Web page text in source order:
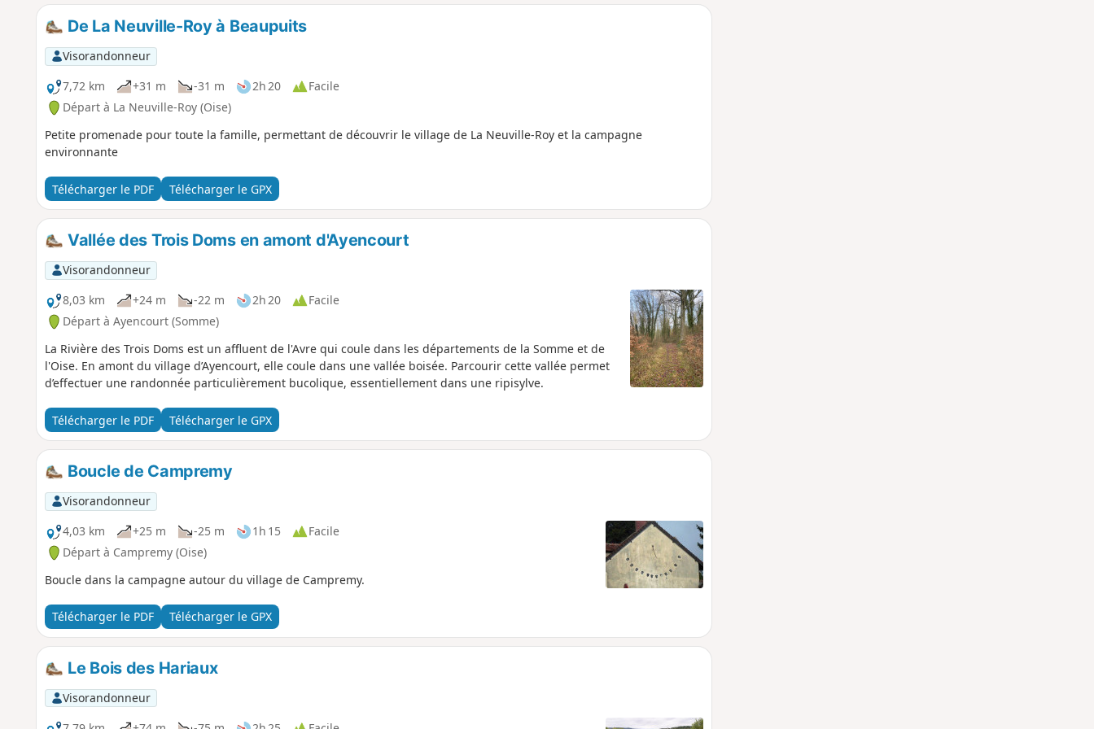
De La Neuville-Roy à Beaupuits
Visorandonneur
7,72 km
+31 m -31 m 2h 20
Facile
Départ à La Neuville-Roy (Oise)
Petite promenade pour toute la famille, permettant de découvrir le village de La Neuville-Roy et la campagne
environnante
Télécharger le PDF Télécharger le GPX
Vallée des Trois Doms en amont d'Ayencourt
Visorandonneur
8,03 km
+24 m -22 m 2h 20
Facile
Départ à Ayencourt (Somme)
La Rivière des Trois Doms est un affluent de l'Avre qui coule dans les départements de la Somme et de
l'Oise. En amont du village d’Ayencourt, elle coule dans une vallée boisée. Parcourir cette vallée permet
d’effectuer une randonnée particulièrement bucolique, essentiellement dans une ripisylve.
Télécharger le PDF Télécharger le GPX
Boucle de Campremy
Visorandonneur
4,03 km
+25 m -25 m 1h 15
Facile
Départ à Campremy (Oise)
Boucle dans la campagne autour du village de Campremy.
Télécharger le PDF Télécharger le GPX
Le Bois des Hariaux
Visorandonneur